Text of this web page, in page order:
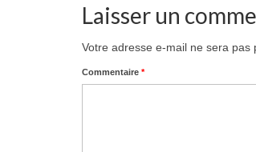
Laisser un
Votre adresse e-mail ne sera pas
Commentaire *